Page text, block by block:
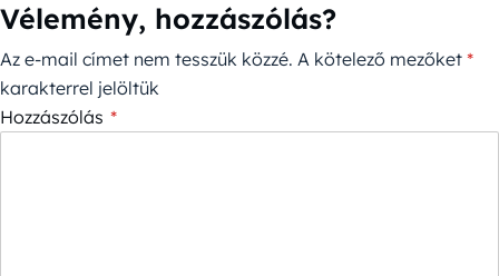
Vélemény, hozzászólás?
Az e-mail címet nem tesszük közzé. A kötelező mezőket *
karakterrel jelöltük
Hozzászólás *